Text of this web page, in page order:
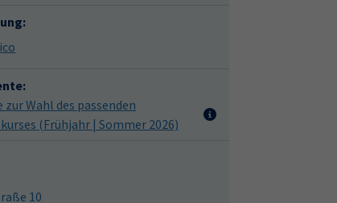
Nico
zur Wahl des passenden
(Frühjahr | Sommer 2026)
10